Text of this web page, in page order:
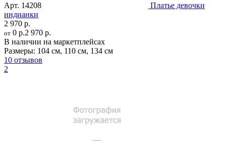
Арт. 14208
Платье девочки
индианки
2 970 р.
от 0 р.2 970 р.
В наличии на маркетплейсах
Размеры: 104 см, 110 см, 134 см
10 отзывов
2